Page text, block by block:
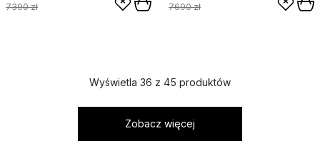
7390 zł 7690 zł
Wyświetla 36 z 45 produktów
Zobacz więcej